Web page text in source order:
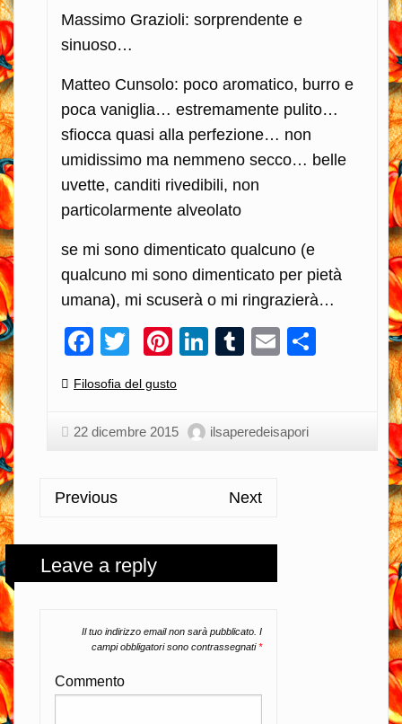
Massimo Grazioli: sorprendente e
sinuoso…
Matteo Cunsolo: poco aromatico, burro e
poca vaniglia… estremamente pulito…
sfiocca quasi alla perfezione… non
umidissimo ma nemmeno secco… belle
uvette, canditi rivedibili, non
particolarmente alveolato
se mi sono dimenticato qualcuno (e
qualcuno mi sono dimenticato per pietà
umana), mi scuserà o mi ringrazierà…
Facebook
TwitterPinterest
LinkedIn
Tumblr
Email
Categories:
Filosofia del gusto
22 dicembre 2015 ilsaperedeisapori
Previous Next
Leave a reply
Il tuo indirizzo email non sarà pubblicato. I
campi obbligatori sono contrassegnati*
Commento